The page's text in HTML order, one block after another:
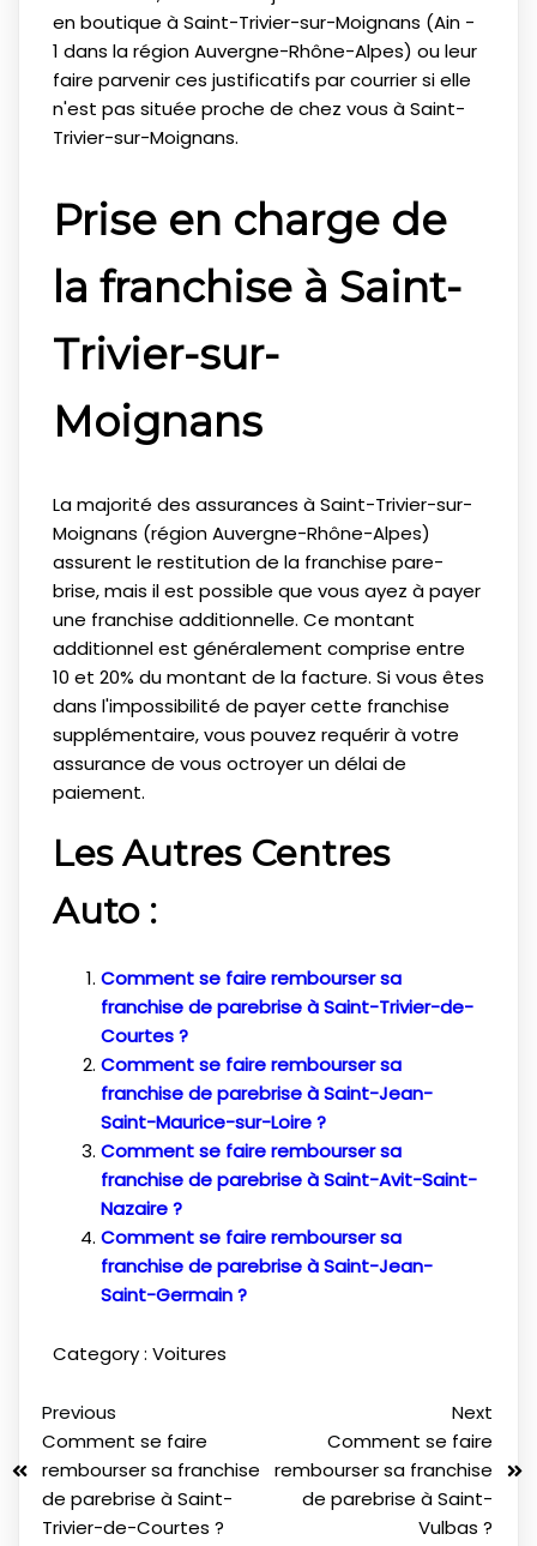
en boutique à Saint-Trivier-sur-Moignans (Ain -
1 dans la région Auvergne-Rhône-Alpes) ou leur
faire parvenir ces justificatifs par courrier si elle
n'est pas située proche de chez vous à Saint-
Trivier-sur-Moignans.
Prise en charge de
la franchise à Saint-
Trivier-sur-
Moignans
La majorité des assurances à Saint-Trivier-sur-
Moignans (région Auvergne-Rhône-Alpes)
assurent le restitution de la franchise pare-
brise, mais il est possible que vous ayez à payer
une franchise additionnelle. Ce montant
additionnel est généralement comprise entre
10 et 20% du montant de la facture. Si vous êtes
dans l'impossibilité de payer cette franchise
supplémentaire, vous pouvez requérir à votre
assurance de vous octroyer un délai de
paiement.
Les Autres Centres
Auto :
Comment se faire rembourser sa
franchise de parebrise à Saint-Trivier-de-
Courtes ?
Comment se faire rembourser sa
franchise de parebrise à Saint-Jean-
Saint-Maurice-sur-Loire ?
Comment se faire rembourser sa
franchise de parebrise à Saint-Avit-Saint-
Nazaire ?
Comment se faire rembourser sa
franchise de parebrise à Saint-Jean-
Saint-Germain ?
Category : Voitures
Previous
Comment se faire
rembourser sa franchise
de parebrise à Saint-
Trivier-de-Courtes ?
Next
Comment se faire
rembourser sa franchise
de parebrise à Saint-
Vulbas ?